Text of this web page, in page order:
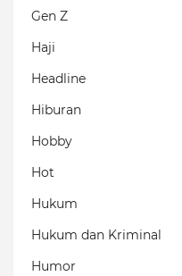
Gen Z
Haji
Headline
Hiburan
Hobby
Hot
Hukum
Hukum dan Kriminal
Humor